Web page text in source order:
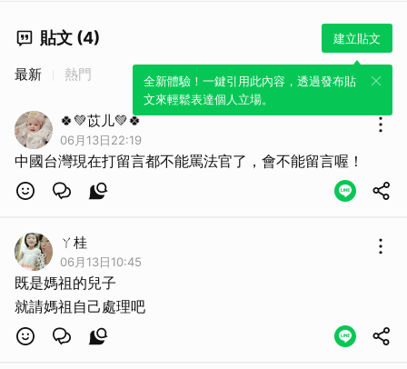
貼文 (4) 建立貼文
全新體驗！一鍵引用此內容，透過發布貼
文來輕鬆表達個人立場。
最新 熱門
🍀💚苡儿💚🍀
06月13日22:19
中國台灣現在打留言都不能罵法官了，會不能留言喔！
ㄚ桂
06月13日10:45
既是媽祖的兒子
就請媽祖自己處理吧